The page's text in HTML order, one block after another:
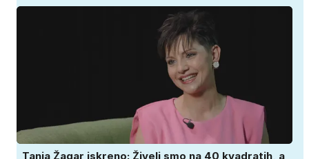
Tanja Žagar iskreno: Živeli smo na 40 kvadratih, a